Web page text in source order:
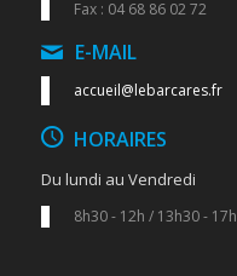
Fax : 04 68 86 02 72
E-MAIL
accueil@lebarcares.fr
HORAIRES
Du lundi au Vendredi
8h30 - 12h / 13h30 - 17h